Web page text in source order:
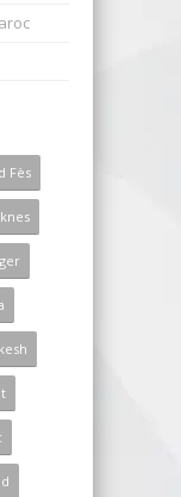
Fès